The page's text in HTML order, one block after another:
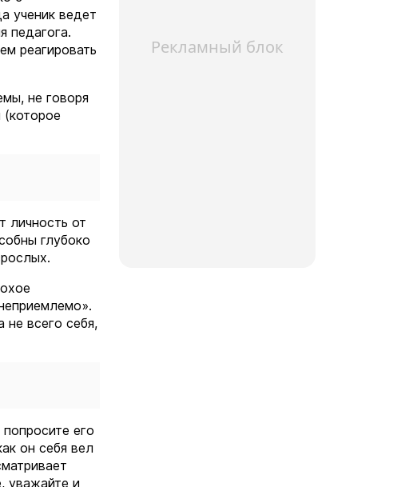
ученик ведет
педагога.
реагировать
не говоря
личность от
глубоко
всего себя,
его
он себя вел
уважайте и
Рекламный блок